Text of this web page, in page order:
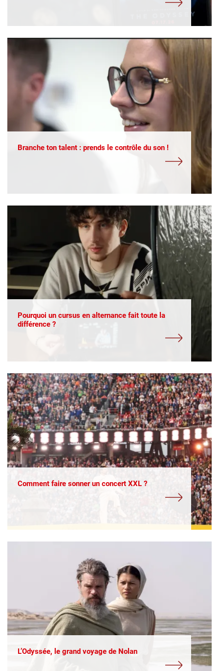
Branche ton talent : prends le contrôle du son !
Pourquoi un cursus en alternance fait toute la
différence ?
Comment faire sonner un concert XXL ?
L’Odyssée, le grand voyage de Nolan